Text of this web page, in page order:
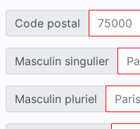
Code postal
Masculin singulier
Masculin pluriel